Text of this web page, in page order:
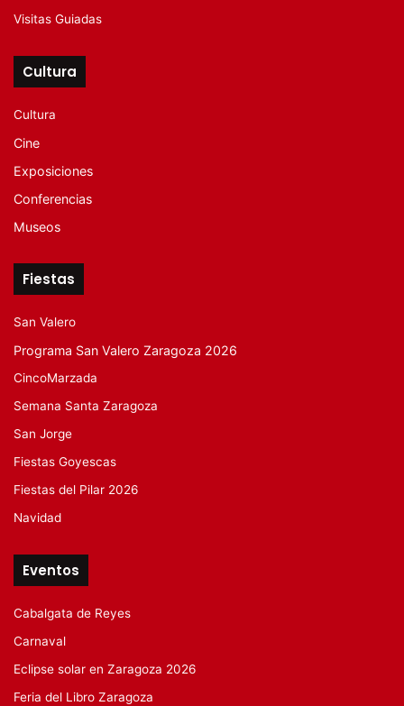
Visitas Guiadas
Cultura
Cultura
Cine
Exposiciones
Conferencias
Museos
Fiestas
San Valero
Programa San Valero Zaragoza 2026
CincoMarzada
Semana Santa Zaragoza
San Jorge
Fiestas Goyescas
Fiestas del Pilar 2026
Navidad
Eventos
Cabalgata de Reyes
Carnaval
Eclipse solar en Zaragoza 2026
Feria del Libro Zaragoza